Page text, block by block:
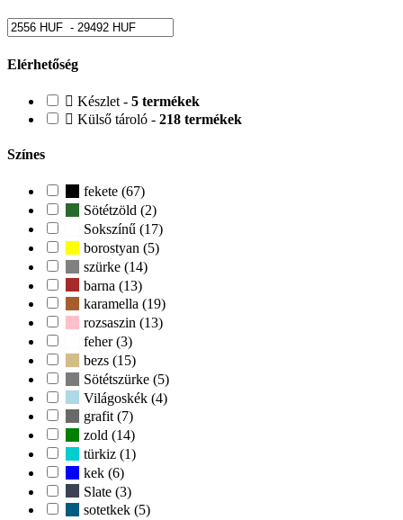
Elérhetőség
Készlet - 5 termékek
Külső tároló - 218 termékek
Színes
fekete (67)
Sötétzöld (2)
Sokszínű (17)
borostyan (5)
szürke (14)
barna (13)
karamella (19)
rozsaszin (13)
feher (3)
bezs (15)
Sötétszürke (5)
Világoskék (4)
grafit (7)
zold (14)
türkiz (1)
kek (6)
Slate (3)
sotetkek (5)